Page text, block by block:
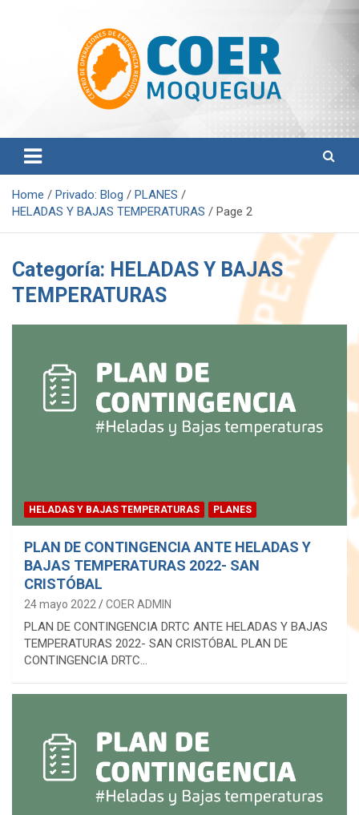
n
e
COER Moquegua
Home Privado: Blog
PLANES
HELADAS Y BAJAS TEMPERATURAS
Page 2
Categoría: HELADAS Y BAJAS
TEMPERATURAS
HELADAS Y BAJAS TEMPERATURAS PLANES
PLAN DE CONTINGENCIA ANTE HELADAS Y
BAJAS TEMPERATURAS 2022- SAN
CRISTÓBAL
24 mayo 2022 COER ADMIN
PLAN DE CONTINGENCIA DRTC ANTE HELADAS Y BAJAS
TEMPERATURAS 2022- SAN CRISTÓBAL PLAN DE
CONTINGENCIA DRTC…